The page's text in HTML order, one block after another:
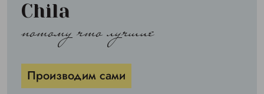
Chila
потому что лучшие
Производим сами